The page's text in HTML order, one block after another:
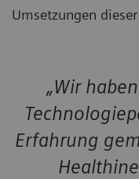
Umsetzungen
„Wir
Erfahrung